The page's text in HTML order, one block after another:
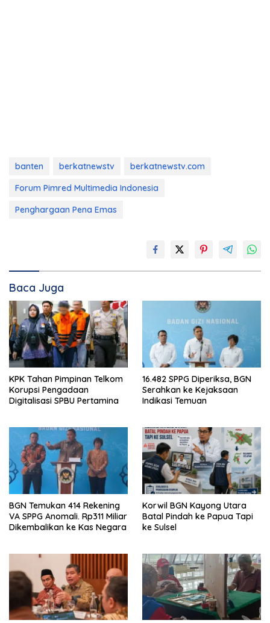
banten berkatnewstv
berkatnewstv.com
Forum Pimred Multimedia Indonesia
Penghargaan Pena Emas
Baca Juga
KPK Tahan Pimpinan Telkom
Korupsi Pengadaan
Digitalisasi SPBU Pertamina
16.482 SPPG Diperiksa, BGN
Serahkan ke Kejaksaan
Indikasi Temuan
BGN Temukan 414 Rekening
VA SPPG Anomali. Rp311 Miliar
Dikembalikan ke Kas Negara
Korwil BGN Kayong Utara
Batal Pindah ke Papua Tapi
ke Sulsel